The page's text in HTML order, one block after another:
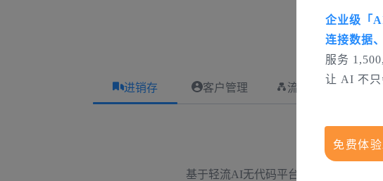
企业级「
连接数据
服务
让 AI 不只
免费体
进销存 客户管理 流程生产
灵活
基于轻流AI无代码平台，覆盖销售、